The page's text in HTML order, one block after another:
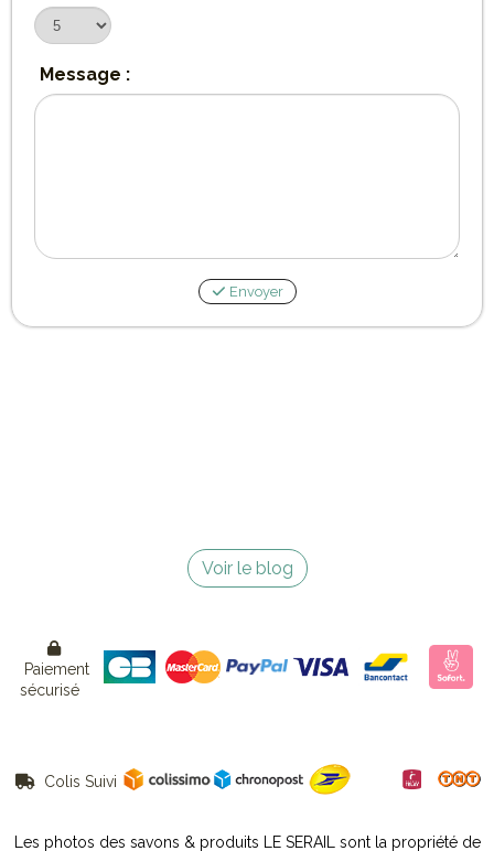
Message :
Envoyer
Voir le blog

Paiement
sécurisé
 Colis Suivi
Les photos des savons & produits LE SERAIL sont la propriété de